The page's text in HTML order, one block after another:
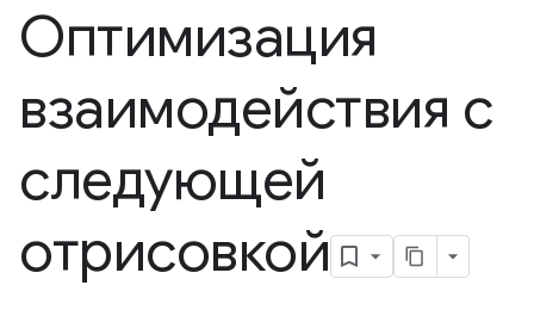
Оптимизация
взаимодействия с
следующей
отрисовкой